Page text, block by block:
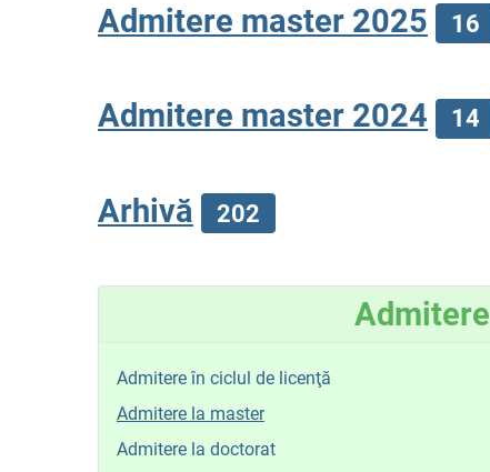
Admitere master 2025 16
Admitere master 2024 14
Arhivă 202
Admitere
Admitere în ciclul de licenţă
Admitere la master
Admitere la doctorat